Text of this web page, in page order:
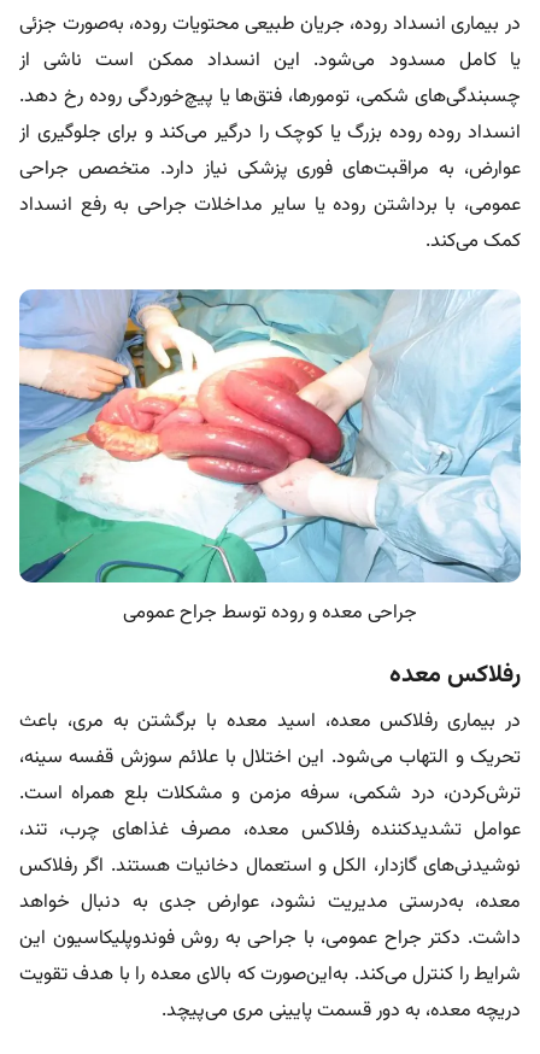
در بیماری انسداد روده، جریان طبیعی محتویات روده، به‌صورت جزئی
یا کامل مسدود می‌شود. این انسداد ممکن است ناشی از
چسبندگی‌های شکمی، تومورها، فتق‌ها یا پیچ‌خوردگی روده رخ دهد.
انسداد روده روده بزرگ یا کوچک را درگیر می‌کند و برای جلوگیری از
عوارض، به مراقبت‌های فوری پزشکی نیاز دارد. متخصص جراحی
عمومی، با برداشتن روده یا سایر مداخلات جراحی به رفع انسداد
کمک می‌کند.
جراحی معده و روده توسط جراح عمومی
رفلاکس معده
در بیماری رفلاکس معده، اسید معده با برگشتن به مری، باعث
تحریک و التهاب می‌شود. این اختلال با علائم سوزش قفسه سینه،
ترش‌کردن، درد شکمی، سرفه مزمن و مشکلات بلع همراه است.
عوامل تشدیدکننده رفلاکس معده، مصرف غذاهای چرب، تند،
نوشیدنی‌های گازدار، الکل و استعمال دخانیات هستند. اگر رفلاکس
معده، به‌درستی مدیریت نشود، عوارض جدی به دنبال خواهد
داشت. دکتر جراح عمومی، با جراحی به روش فوندوپلیکاسیون این
شرایط را کنترل می‌کند. به‌این‌صورت که بالای معده را با هدف تقویت
دریچه معده، به دور قسمت پایینی مری می‌پیچد.